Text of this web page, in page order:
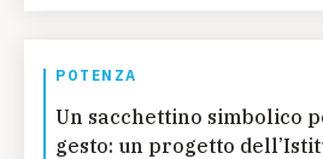
POTENZA
Un sacchettino simbolico
gesto: un progetto